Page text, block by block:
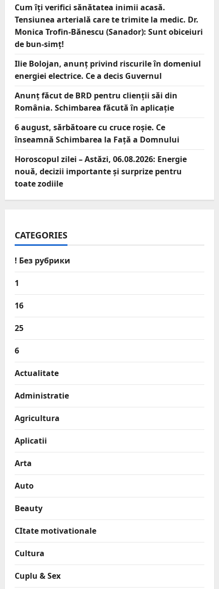
Cum îți verifici sănătatea inimii acasă.
Tensiunea arterială care te trimite la medic. Dr.
Monica Trofin-Bănescu (Sanador): Sunt obiceiuri
de bun-simț!
Ilie Bolojan, anunț privind riscurile în domeniul
energiei electrice. Ce a decis Guvernul
Anunț făcut de BRD pentru clienții săi din
România. Schimbarea făcută în aplicație
6 august, sărbătoare cu cruce roșie. Ce
înseamnă Schimbarea la Față a Domnului
Horoscopul zilei – Astăzi, 06.08.2026: Energie
nouă, decizii importante și surprize pentru
toate zodiile
CATEGORIES
! Без рубрики
1
16
25
6
Actualitate
Administratie
Agricultura
Aplicatii
Arta
Auto
Beauty
CItate motivationale
Cultura
Cuplu & Sex